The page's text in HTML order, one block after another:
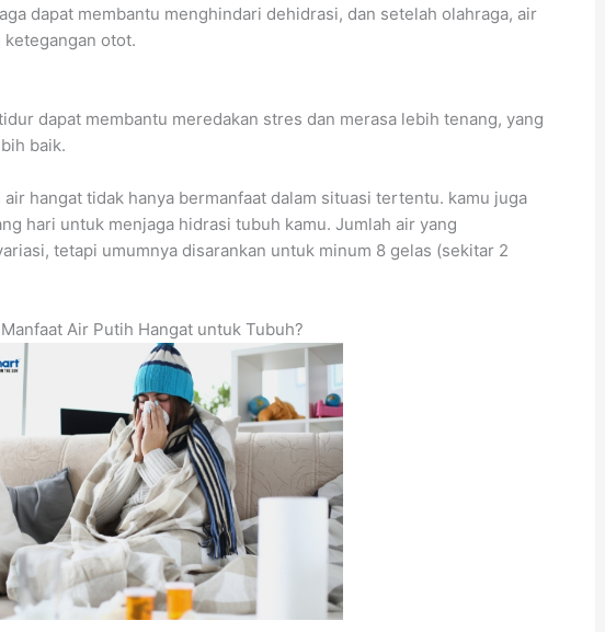
dapat membantu menghindari dehidrasi, dan setelah olahraga, air
ketegangan otot.
dapat membantu meredakan stres dan merasa lebih tenang, yang
baik.
hangat tidak hanya bermanfaat dalam situasi tertentu. kamu juga
hari untuk menjaga hidrasi tubuh kamu. Jumlah air yang
tetapi umumnya disarankan untuk minum 8 gelas (sekitar 2
Air Putih Hangat untuk Tubuh?